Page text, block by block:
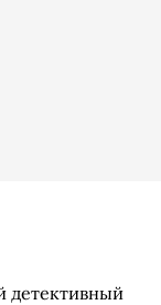
детективный